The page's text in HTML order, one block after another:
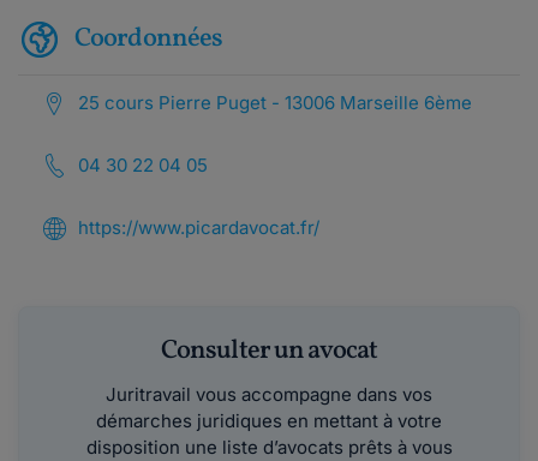
Coordonnées
25 cours Pierre Puget - 13006 Marseille 6ème
04 30 22 04 05
https://www.picardavocat.fr/
Consulter un avocat
Juritravail vous accompagne dans vos
démarches juridiques en mettant à votre
disposition une liste d’avocats prêts à vous